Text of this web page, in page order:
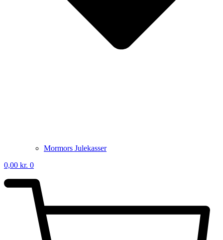
Mormors Julekasser
0,00 kr. 0